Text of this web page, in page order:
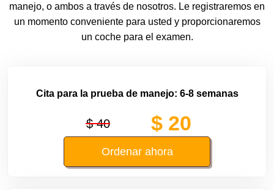
manejo, o ambos a través de nosotros. Le registraremos en
un momento conveniente para usted y proporcionaremos
un coche para el examen.
Cita para la prueba de manejo: 6-8 semanas
$ 40 $ 20
Ordenar ahora